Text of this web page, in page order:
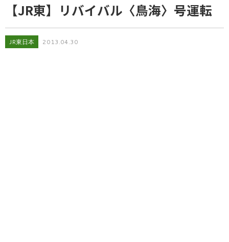
【JR東】リバイバル〈鳥海〉号運転
JR東日本 2013.04.30